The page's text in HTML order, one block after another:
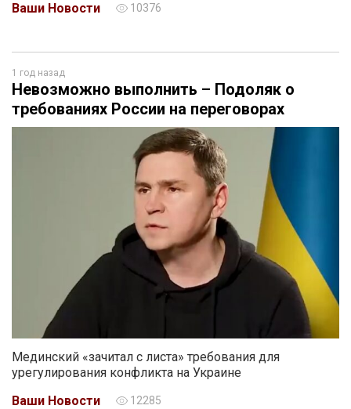
Ваши Новости
10376
1 год назад
Невозможно выполнить – Подоляк о
требованиях России на переговорах
Мединский «зачитал с листа» требования для
урегулирования конфликта на Украине
Ваши Новости
12285